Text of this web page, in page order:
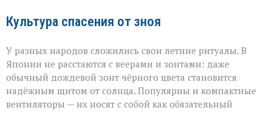
Культура спасения от зноя
У разных народов сложились свои летние ритуалы. В
Японии не расстаются с веерами и зонтами: даже
обычный дождевой зонт чёрного цвета становится
надёжным щитом от солнца. Популярны и компактные
вентиляторы — их носят с собой как обязательный